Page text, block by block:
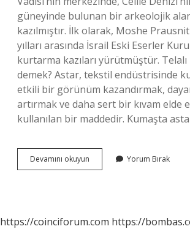
güneyinde bulunan bir arkeolojik
kazılmıştır. İlk olarak, Moshe
yılları arasında İsrail Eski Eserler
kurtarma kazıları yürütmüştür.
demek? Astar, tekstil endüstrisinde
etkili bir görünüm kazandırmak,
artırmak ve daha sert bir kıvam elde
kullanılan bir maddedir. Kumaşta
Devamını okuyun
Ne
Yorum Bırak
https://coinciforum.com https://